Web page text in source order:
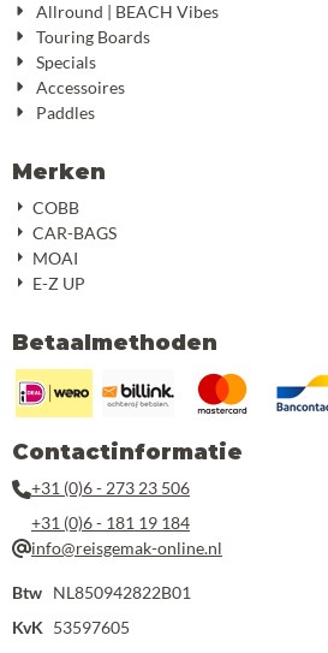
Allround | BEACH Vibes
Touring Boards
Specials
Accessoires
Paddles
Merken
COBB
CAR-BAGS
MOAI
E-Z UP
Betaalmethoden
Contactinformatie
+31 (0)6 - 273 23 506
+31 (0)6 - 181 19 184
info@reisgemak-online.nl
Btw NL850942822B01
KvK 53597605